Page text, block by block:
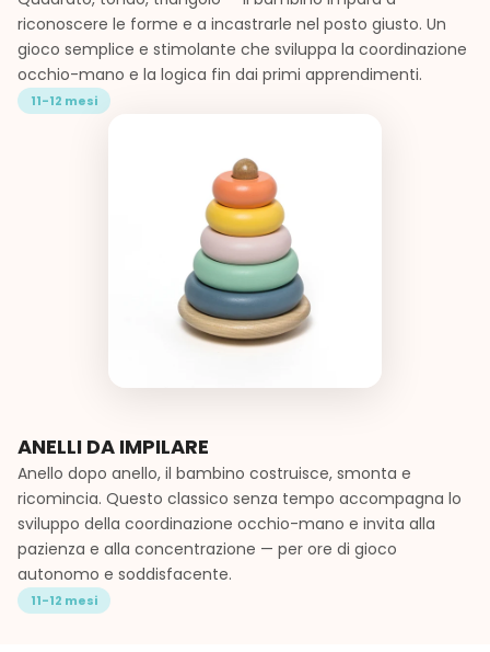
riconoscere le forme e a incastrarle nel posto giusto. Un
gioco semplice e stimolante che sviluppa la coordinazione
occhio-mano e la logica fin dai primi apprendimenti.
11-12 mesi
ANELLI DA IMPILARE
Anello dopo anello, il bambino costruisce, smonta e
ricomincia. Questo classico senza tempo accompagna lo
sviluppo della coordinazione occhio-mano e invita alla
pazienza e alla concentrazione — per ore di gioco
autonomo e soddisfacente.
11-12 mesi